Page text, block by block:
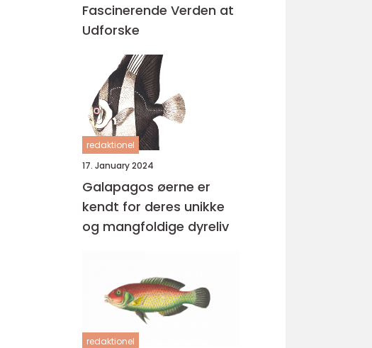
Fascinerende Verden at
Udforske
redaktionel
17. January 2024
Galapagos øerne er
kendt for deres unikke
og mangfoldige dyreliv
redaktionel